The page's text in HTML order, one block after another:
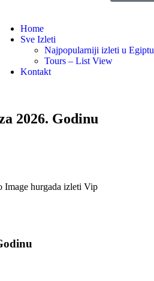
Home
Sve Izleti
Najpopularniji izleti u Egiptu
Tours – List View
Kontakt
2026. Godinu